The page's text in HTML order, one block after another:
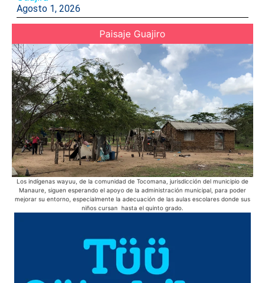
Agosto 1, 2026
Paisaje Guajiro
Los indígenas wayuu, de la comunidad de Tocomana, jurisdicción del municipio de
Manaure, siguen esperando el apoyo de la administración municipal, para poder
mejorar su entorno, especialmente la adecuación de las aulas escolares donde sus
niños cursan hasta el quinto grado.